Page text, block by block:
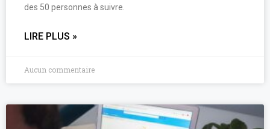
des 50 personnes à suivre.
LIRE PLUS »
Aucun commentaire